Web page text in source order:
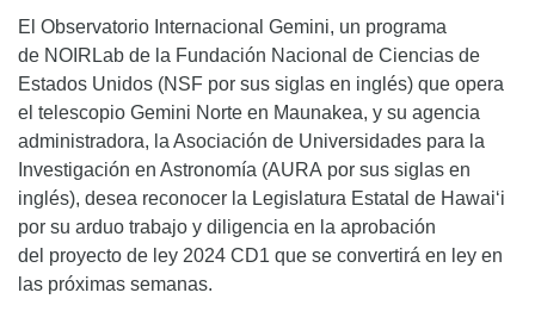
El Observatorio Internacional Gemini, un programa
de NOIRLab de la Fundación Nacional de Ciencias de
Estados Unidos (NSF por sus siglas en inglés) que opera
el telescopio Gemini Norte en Maunakea, y su agencia
administradora, la Asociación de Universidades para la
Investigación en Astronomía (AURA por sus siglas en
inglés), desea reconocer la Legislatura Estatal de Hawai‘i
por su arduo trabajo y diligencia en la aprobación
del proyecto de ley 2024 CD1 que se convertirá en ley en
las próximas semanas.